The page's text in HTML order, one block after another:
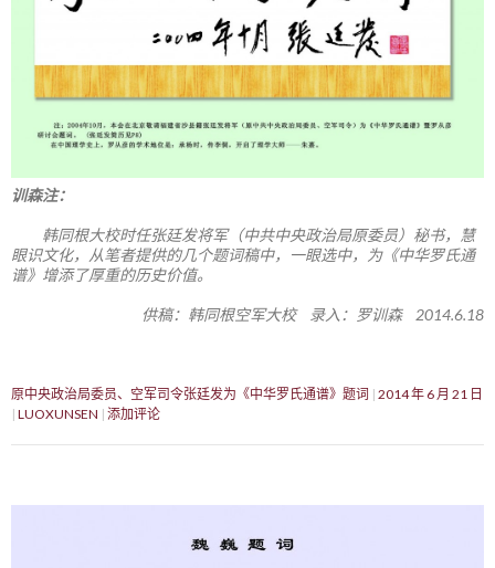
训森注：
韩同根大校时任张廷发将军（中共中央政治局原委员）秘书，慧
眼识文化，从笔者提供的几个题词稿中，一眼选中，为《中华罗氏通
谱》增添了厚重的历史价值。
供稿：韩同根空军大校 录入：罗训森 2014.6.18
原中央政治局委员、空军司令张廷发为《中华罗氏通谱》题词 2014 年 6 月 21 日
LUOXUNSEN 添加评论